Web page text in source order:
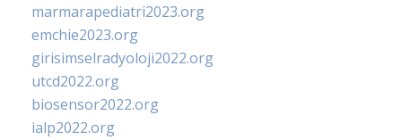
marmarapediatri2023.org
emchie2023.org
girisimselradyoloji2022.org
utcd2022.org
biosensor2022.org
ialp2022.org